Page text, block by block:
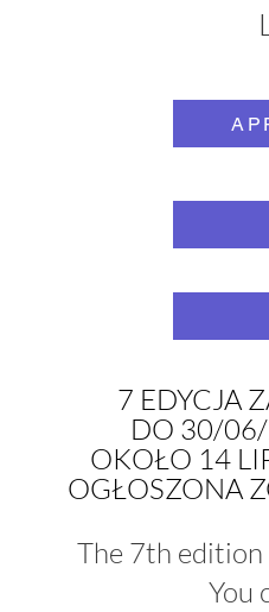
7 EDYCJA
DO 30/06/
OKOŁO 14
OGŁOSZONA
The 7th
You